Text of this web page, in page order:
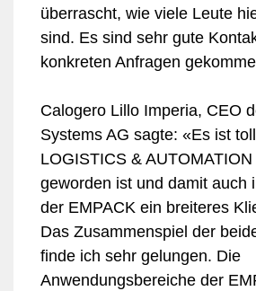
überrascht, wie viele Leute
sind. Es sind sehr gute
konkreten Anfragen
Calogero Lillo Imperia, CEO
Systems AG sagte: «Es ist
LOGISTICS &
geworden ist und damit auch
der EMPACK ein breiteres
Das Zusammenspiel der
finde ich sehr gelungen. Die
Anwendungsbereiche der